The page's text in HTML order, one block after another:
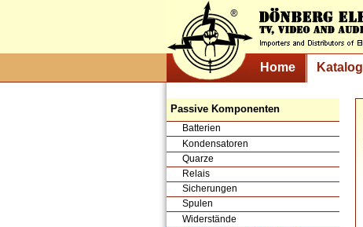
Home Katalog
Passive Komponenten
Batterien
Kondensatoren
Quarze
Relais
Sicherungen
Spulen
Widerstände